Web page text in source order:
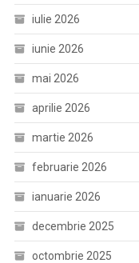
iulie 2026
iunie 2026
mai 2026
aprilie 2026
martie 2026
februarie 2026
ianuarie 2026
decembrie 2025
octombrie 2025